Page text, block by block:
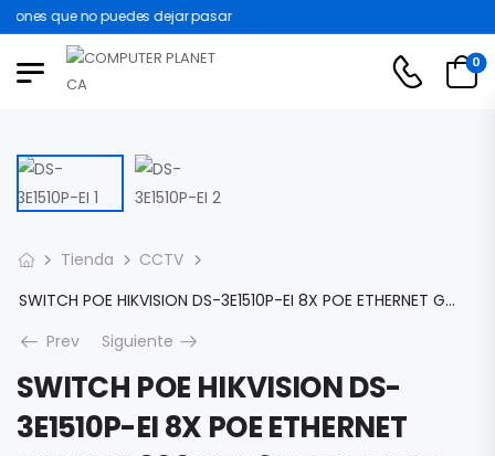
que no puedes dejar pasar
0
Tienda
CCTV
SWITCH POE HIKVISION DS-3E1510P-EI 8X POE ETHERNET GIGABIT 300MTS 2X ETHERNET GIGABIT 110W 802.1Q VLAN STP/RSTP METALICO DS-3E1510P-EI
Prev
Siguiente
SWITCH POE HIKVISION DS-
3E1510P-EI 8X POE ETHERNET